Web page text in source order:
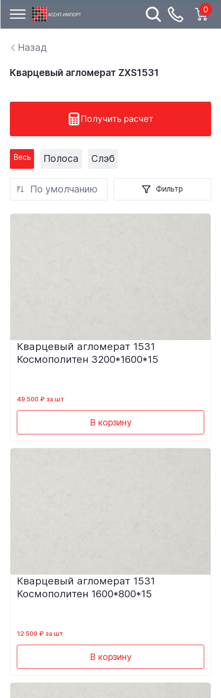
0
Назад
Кварцевый агломерат ZXS1531
Получить расчет
Весь Полоса Слэб
По умолчанию Фильтр
Кварцевый агломерат 1531
Космополитен 3200*1600*15
49 500 ₽ за шт
В корзину
Кварцевый агломерат 1531
Космополитен 1600*800*15
12 500 ₽ за шт
В корзину